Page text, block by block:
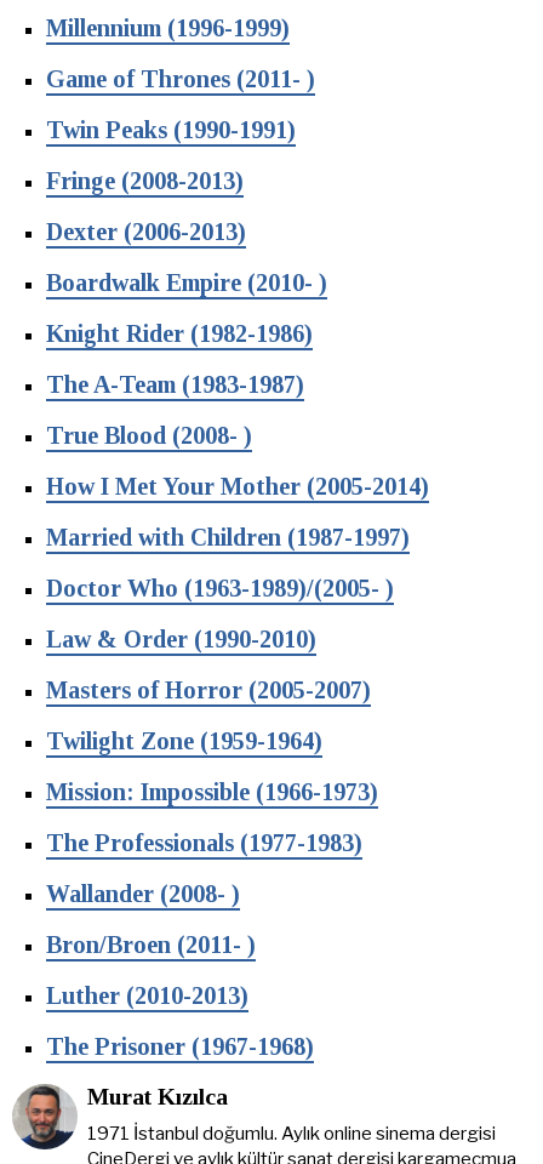
Millennium (1996-1999)
Game of Thrones (2011- )
Twin Peaks (1990-1991)
Fringe (2008-2013)
Dexter (2006-2013)
Boardwalk Empire (2010- )
Knight Rider (1982-1986)
The A-Team (1983-1987)
True Blood (2008- )
How I Met Your Mother (2005-2014)
Married with Children (1987-1997)
Doctor Who (1963-1989)/(2005- )
Law & Order (1990-2010)
Masters of Horror (2005-2007)
Twilight Zone (1959-1964)
Mission: Impossible (1966-1973)
The Professionals (1977-1983)
Wallander (2008- )
Bron/Broen (2011- )
Luther (2010-2013)
The Prisoner (1967-1968)
Murat Kızılca
1971 İstanbul doğumlu. Aylık online sinema dergisi
CineDergi ve aylık kültür sanat dergisi kargamecmua